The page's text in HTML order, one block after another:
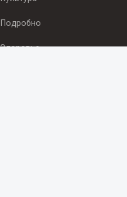
Подробно
Здоровье